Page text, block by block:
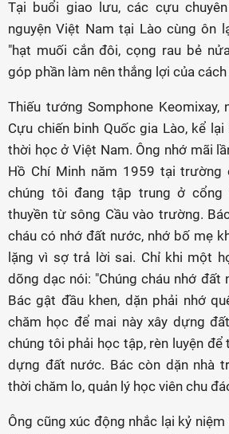
Tại buổi giao lưu, các cựu
nguyện Việt Nam tại Lào cùng ôn
"hạt muối cắn đôi, cọng rau bẻ
góp phần làm nên thắng lợi của
Thiếu tướng Somphone Keomixay,
Cựu chiến binh Quốc gia Lào, kể
thời học ở Việt Nam. Ông nhớ mãi
Hồ Chí Minh năm 1959 tại trường
chúng tôi đang tập trung ở
thuyền từ sông Cầu vào trường.
cháu có nhớ đất nước, nhớ bố mẹ
lặng vì sợ trả lời sai. Chỉ khi một
dõng dạc nói: "Chúng cháu nhớ đất
Bác gật đầu khen, dặn phải nhớ
chăm học để mai này xây dựng
chúng tôi phải học tập, rèn luyện để
dựng đất nước. Bác còn dặn nhà
thời chăm lo, quản lý học viên chu
Ông cũng xúc động nhắc lại kỷ